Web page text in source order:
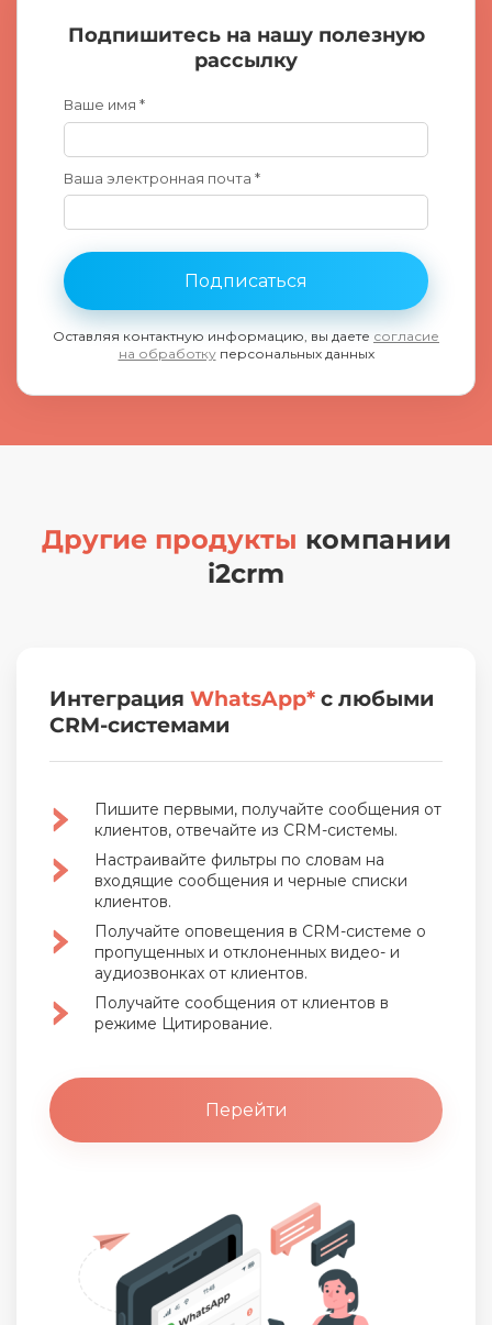
Подпишитесь на нашу полезную
рассылку
Ваше имя *
Ваша электронная почта *
Подписаться
Оставляя контактную информацию, вы даете согласие
на обработку персональных данных
Другие продукты компании
i2crm
Интеграция WhatsApp* с любыми
CRM-системами
Пишите первыми, получайте сообщения от
клиентов, отвечайте из CRM-системы.
Настраивайте фильтры по словам на
входящие сообщения и черные списки
клиентов.
Получайте оповещения в CRM-системе о
пропущенных и отклоненных видео- и
аудиозвонках от клиентов.
Получайте сообщения от клиентов в
режиме Цитирование.
Перейти